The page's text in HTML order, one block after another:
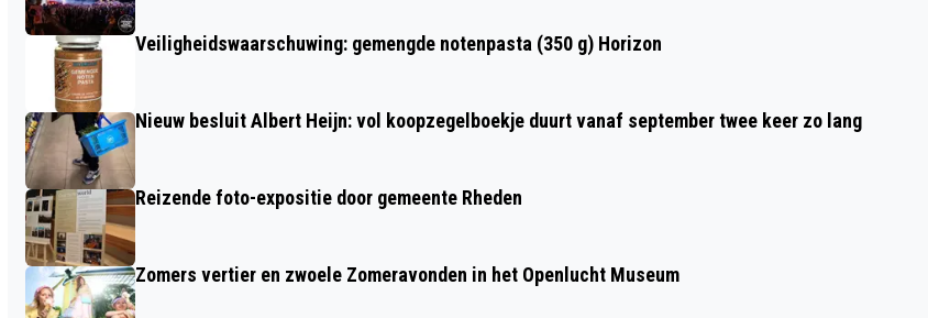
Veiligheidswaarschuwing: gemengde notenpasta (350 g) Horizon
Nieuw besluit Albert Heijn: vol koopzegelboekje duurt vanaf september twee keer zo lang
Reizende foto-expositie door gemeente Rheden
Zomers vertier en zwoele Zomeravonden in het Openlucht Museum